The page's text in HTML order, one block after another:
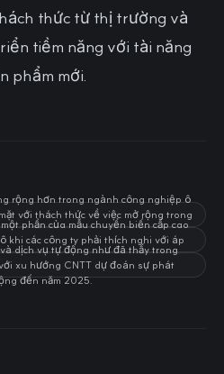
thức từ thị trường và
tiềm năng với tài năng
phẩm mới.
rộng hơn trong ngành công nghiệp ô
với thách thức về việc mở rộng trong
phần của mẫu chuyển biến cấp cao
khi các công ty phải thích nghi với áp
dịch vụ tự động như đã thấy trong
xu hướng CNTT dự đoán sự phát
đến năm 2025.